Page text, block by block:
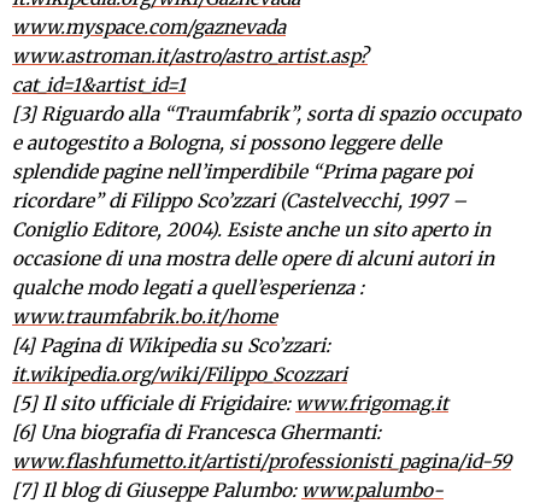
www.myspace.com/gaznevada
www.astroman.it/astro/astro_artist.asp?
cat_id=1&artist_id=1
[3] Riguardo alla “Traumfabrik”, sorta di spazio occupato
e autogestito a Bologna, si possono leggere delle
splendide pagine nell’imperdibile “Prima pagare poi
ricordare” di Filippo Sco’zzari (Castelvecchi, 1997 –
Coniglio Editore, 2004). Esiste anche un sito aperto in
occasione di una mostra delle opere di alcuni autori in
qualche modo legati a quell’esperienza :
www.traumfabrik.bo.it/home
[4] Pagina di Wikipedia su Sco’zzari:
it.wikipedia.org/wiki/Filippo_Scozzari
[5] Il sito ufficiale di Frigidaire: www.frigomag.it
[6] Una biografia di Francesca Ghermanti:
www.flashfumetto.it/artisti/professionisti_pagina/id-59
[7] Il blog di Giuseppe Palumbo: www.palumbo-